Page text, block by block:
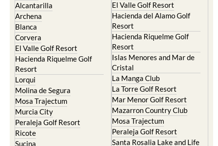
Alcantarilla
Archena
Blanca
Corvera
El Valle Golf Resort
Hacienda Riquelme Golf
Resort
Lorqui
Molina de Segura
Mosa Trajectum
Murcia City
Peraleja Golf Resort
Ricote
Sucina
El Valle Golf Resort
Hacienda del Alamo Golf
Resort
Hacienda Riquelme Golf
Resort
Islas Menores and Mar de
Cristal
La Manga Club
La Torre Golf Resort
Mar Menor Golf Resort
Mazarron Country Club
Mosa Trajectum
Peraleja Golf Resort
Santa Rosalia Lake and Life